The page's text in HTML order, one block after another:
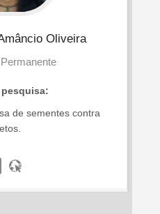
Oliveira
pesquisa:
de sementes contra